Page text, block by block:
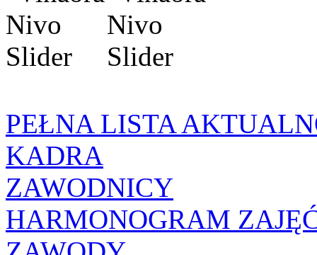
PEŁNA LISTA
KADRA
ZAWODNICY
HARMONOGRAM